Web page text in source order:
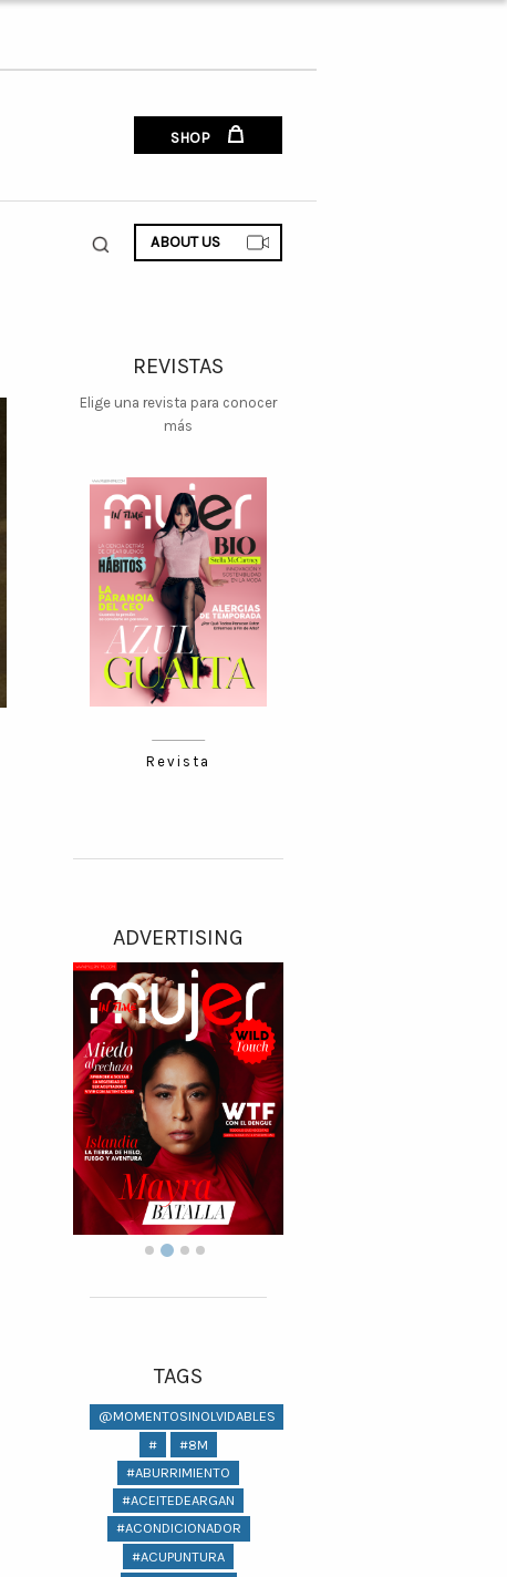
SHOP
ABOUT US
REVISTAS
Elige una revista para conocer
más
Revista
ADVERTISING
TAGS
@MOMENTOSINOLVIDABLES
#
#8M
#ABURRIMIENTO
#ACEITEDEARGAN
#ACONDICIONADOR
#ACUPUNTURA